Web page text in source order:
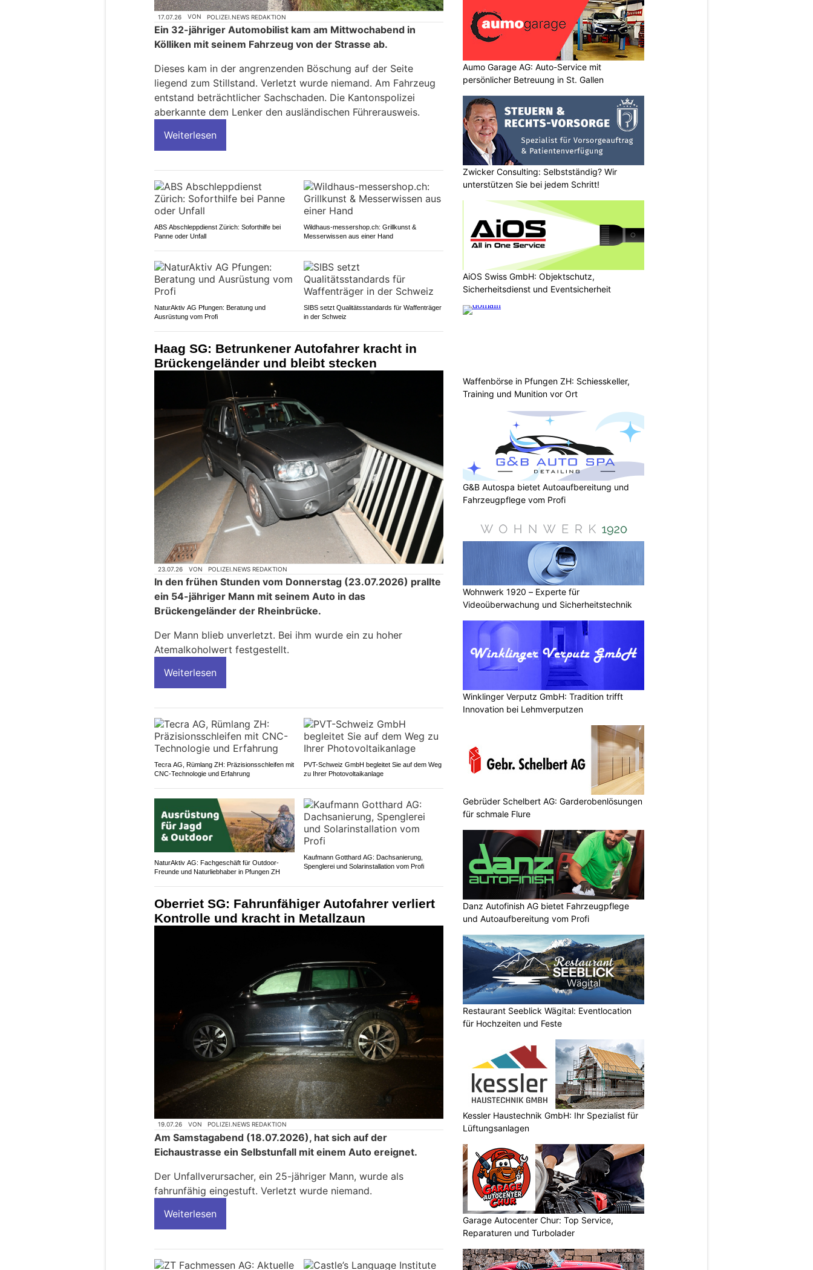
17.07.26 VON POLIZEI.NEWS REDAKTION
Ein 32-jähriger Automobilist kam am Mittwochabend in
Kölliken mit seinem Fahrzeug von der Strasse ab.
Dieses kam in der angrenzenden Böschung auf der Seite
liegend zum Stillstand. Verletzt wurde niemand. Am Fahrzeug
entstand beträchtlicher Sachschaden. Die Kantonspolizei
aberkannte dem Lenker den ausländischen Führerausweis.
Weiterlesen
ABS Abschleppdienst Zürich: Soforthilfe bei
Panne oder Unfall
Wildhaus-messershop.ch: Grillkunst &
Messerwissen aus einer Hand
NaturAktiv AG Pfungen: Beratung und
Ausrüstung vom Profi
SIBS setzt Qualitätsstandards für Waffenträger
in der Schweiz
Haag SG: Betrunkener Autofahrer kracht in
Brückengeländer und bleibt stecken
23.07.26 VON POLIZEI.NEWS REDAKTION
In den frühen Stunden vom Donnerstag (23.07.2026) prallte
ein 54-jähriger Mann mit seinem Auto in das
Brückengeländer der Rheinbrücke.
Der Mann blieb unverletzt. Bei ihm wurde ein zu hoher
Atemalkoholwert festgestellt.
Weiterlesen
Tecra AG, Rümlang ZH: Präzisionsschleifen mit
CNC-Technologie und Erfahrung
PVT-Schweiz GmbH begleitet Sie auf dem Weg
zu Ihrer Photovoltaikanlage
NaturAktiv AG: Fachgeschäft für Outdoor-
Freunde und Naturliebhaber in Pfungen ZH
Kaufmann Gotthard AG: Dachsanierung,
Spenglerei und Solarinstallation vom Profi
Oberriet SG: Fahrunfähiger Autofahrer verliert
Kontrolle und kracht in Metallzaun
19.07.26 VON POLIZEI.NEWS REDAKTION
Am Samstagabend (18.07.2026), hat sich auf der
Eichaustrasse ein Selbstunfall mit einem Auto ereignet.
Der Unfallverursacher, ein 25-jähriger Mann, wurde als
fahrunfähig eingestuft. Verletzt wurde niemand.
Weiterlesen
Aumo Garage AG: Auto-Service mit
persönlicher Betreuung in St. Gallen
Zwicker Consulting: Selbstständig? Wir
unterstützen Sie bei jedem Schritt!
AiOS Swiss GmbH: Objektschutz,
Sicherheitsdienst und Eventsicherheit
Waffenbörse in Pfungen ZH: Schiesskeller,
Training und Munition vor Ort
G&B Autospa bietet Autoaufbereitung und
Fahrzeugpflege vom Profi
Wohnwerk 1920 – Experte für
Videoüberwachung und Sicherheitstechnik
Winklinger Verputz GmbH: Tradition trifft
Innovation bei Lehmverputzen
Gebrüder Schelbert AG: Garderobenlösungen
für schmale Flure
Danz Autofinish AG bietet Fahrzeugpflege
und Autoaufbereitung vom Profi
Restaurant Seeblick Wägital: Eventlocation
für Hochzeiten und Feste
Kessler Haustechnik GmbH: Ihr Spezialist für
Lüftungsanlagen
Garage Autocenter Chur: Top Service,
Reparaturen und Turbolader